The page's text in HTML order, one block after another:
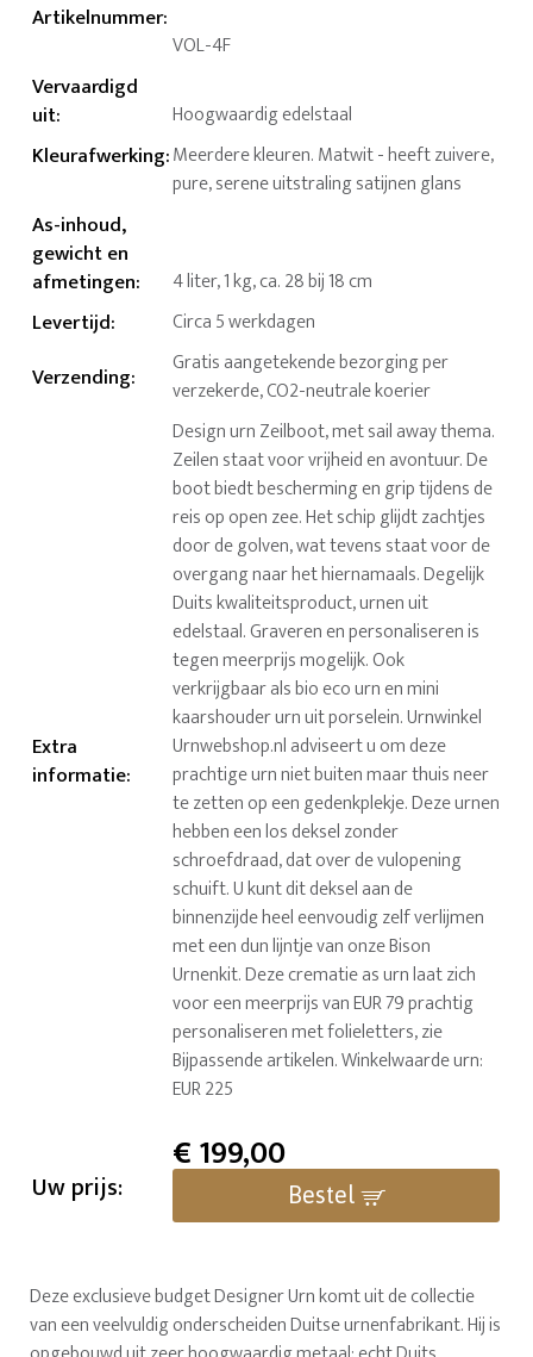
Artikelnummer:
VOL-4F
Vervaardigd
uit: Hoogwaardig edelstaal
Kleurafwerking:Meerdere kleuren. Matwit - heeft zuivere,
pure, serene uitstraling satijnen glans
As-inhoud,
gewicht en
afmetingen: 4 liter, 1 kg, ca. 28 bij 18 cm
Levertijd: Circa 5 werkdagen
Verzending:
Gratis aangetekende bezorging per
verzekerde, CO2-neutrale koerier
Extra
informatie:
Design urn Zeilboot, met sail away thema.
Zeilen staat voor vrijheid en avontuur. De
boot biedt bescherming en grip tijdens de
reis op open zee. Het schip glijdt zachtjes
door de golven, wat tevens staat voor de
overgang naar het hiernamaals. Degelijk
Duits kwaliteitsproduct, urnen uit
edelstaal. Graveren en personaliseren is
tegen meerprijs mogelijk. Ook
verkrijgbaar als bio eco urn en mini
kaarshouder urn uit porselein. Urnwinkel
Urnwebshop.nl adviseert u om deze
prachtige urn niet buiten maar thuis neer
te zetten op een gedenkplekje. Deze urnen
hebben een los deksel zonder
schroefdraad, dat over de vulopening
schuift. U kunt dit deksel aan de
binnenzijde heel eenvoudig zelf verlijmen
met een dun lijntje van onze Bison
Urnenkit. Deze crematie as urn laat zich
voor een meerprijs van EUR 79 prachtig
personaliseren met folieletters, zie
Bijpassende artikelen. Winkelwaarde urn:
EUR 225
Uw prijs:
€199,00
Bestel
Deze exclusieve budget Designer Urn komt uit de collectie
van een veelvuldig onderscheiden Duitse urnenfabrikant. Hij is